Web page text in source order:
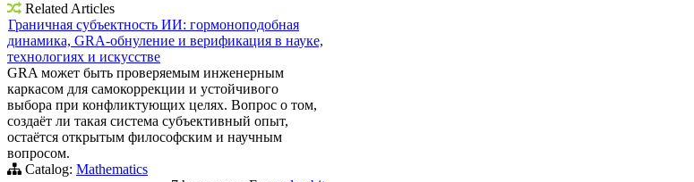
Related Articles
Граничная субъектность ИИ: гормоноподобная
динамика, GRA-обнуление и верификация в науке,
технологиях и искусстве
GRA может быть проверяемым инженерным
каркасом для самокоррекции и устойчивого
выбора при конфликтующих целях. Вопрос о том,
создаёт ли такая система субъективный опыт,
остаётся открытым философским и научным
вопросом.
Catalog: Mathematics